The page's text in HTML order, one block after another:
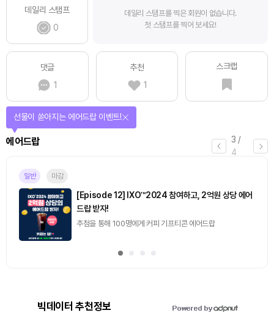
데일리 스탬프
0
데일리 스탬프를 찍은 회원이 없습니다.
첫 스탬프를 찍어 보세요!
댓글
1
추천
1
스크랩
4 /
4
퀴즈
퀴즈풀고 선물 받자!
마감
[토큰포스트] 기사 퀴즈 658회차
2026.08.07 (금) ~ 2026.08.08 (토)
빅데이터 추천정보